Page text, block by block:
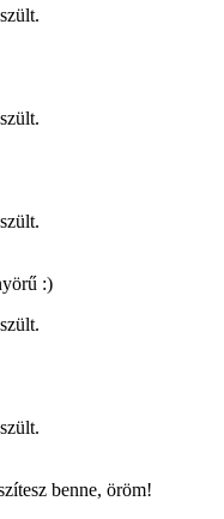
:)
benne, öröm!